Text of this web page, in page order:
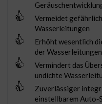
Vermeidet
Wasserleitungen
Erhöht wesentlich
der Wasserleitungen
Vermindert das
undichte
Zuverlässiger
einstellbarem Auto-